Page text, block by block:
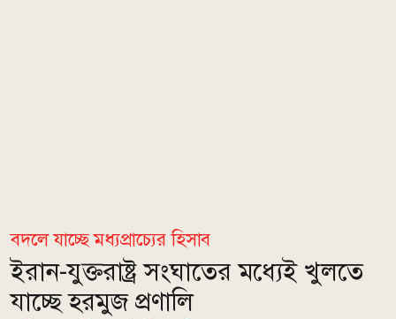
বদলে যাচ্ছে মধ্যপ্রাচ্যের হিসাব
ইরান-যুক্তরাষ্ট্র সংঘাতের মধ্যেই খুলতে
যাচ্ছে হরমুজ প্রণালি